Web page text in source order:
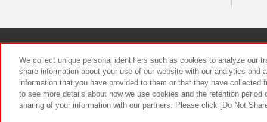
食品のご
We collect unique personal identifiers such as cookies to analyze our
share information about your use of our website with our analytics and
information that you have provided to them or that they have
to see more details about how we use cookies and the retention
sharing of your information with our partners. Please click [Do Not